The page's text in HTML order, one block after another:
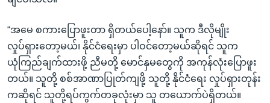
“အမေ စကားပြောဖူးတာ ရှိတယ်ပေါ့နော်။ သူက ဒီလိုမျိုး
လှုပ်ရှားတော့မယ်၊ နိုင်ငံရေးမှာ ပါဝင်တော့မယ်ဆိုရင် သူက
ယုံကြည်ချက်ထားဖို့ ညီမတို့ မောင်နှမတွေကို အကုန်လုံးပြောဖူး
တယ်။ သူတို့ စစ်အာဏာပြုတ်ကျဖို့ သူတို့ နိုင်ငံရေး လှုပ်ရှားတုန်း
ကဆိုရင် သူတို့ရပ်ကွက်တခုလုံးမှာ သူ တယောက်ပဲရှိတယ်။